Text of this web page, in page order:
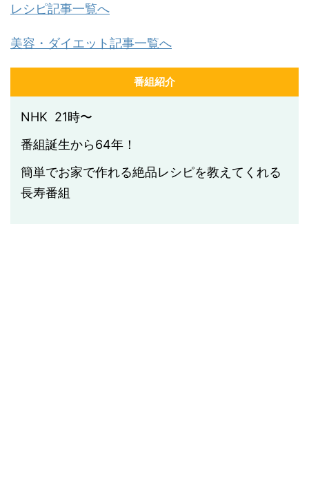
レシピ記事一覧へ
美容・ダイエット記事一覧へ
番組紹介
NHK 21時〜
番組誕生から64年！
簡単でお家で作れる絶品レシピを教えてくれる
長寿番組